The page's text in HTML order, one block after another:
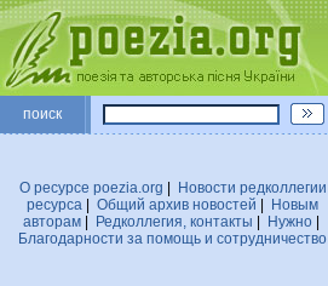
поиск
О ресурсе poezia.org
Новости редколлегии
ресурса
Общий архив новостей
Новым
авторам| Редколлегия, контакты Нужно|
Благодарности за помощь и сотрудничество